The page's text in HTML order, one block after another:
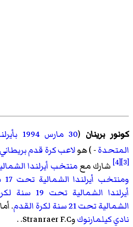
كونور برينان (30 مارس 1994
المتحدة- ) هولاعب كرة قدمبريطاني
[3]
[4] شارك معمنتخب أيرلندا الشمالية تحت 16
ومنتخب أيرلندا الشمالية تحت 17 سنة لكرة القدم
أيرلندا الشمالية تحت 19 سنة لكرة القدم
الشمالية تحت 21 سنة لكرة القدم
.
نادي كيلمارنوكوStranraer F.C. .